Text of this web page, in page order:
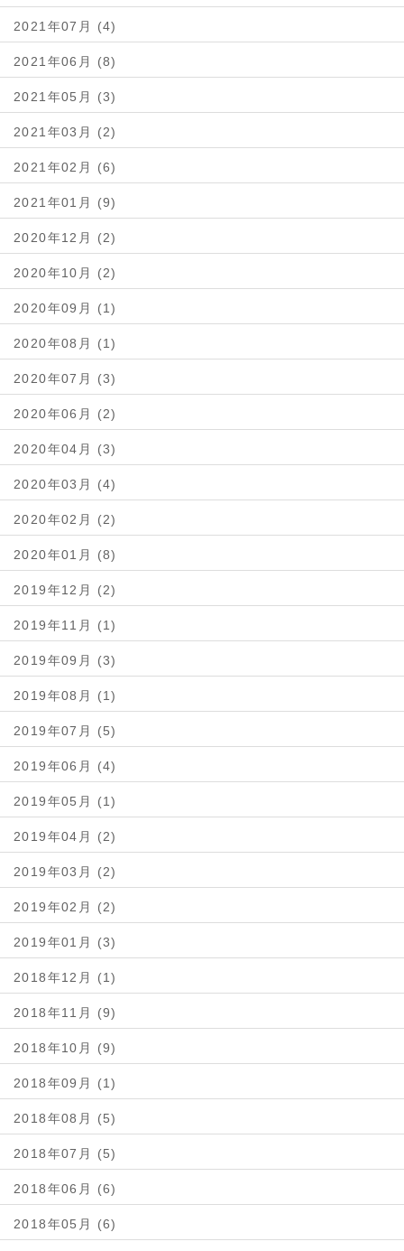
2021年07月 (4)
2021年06月 (8)
2021年05月 (3)
2021年03月 (2)
2021年02月 (6)
2021年01月 (9)
2020年12月 (2)
2020年10月 (2)
2020年09月 (1)
2020年08月 (1)
2020年07月 (3)
2020年06月 (2)
2020年04月 (3)
2020年03月 (4)
2020年02月 (2)
2020年01月 (8)
2019年12月 (2)
2019年11月 (1)
2019年09月 (3)
2019年08月 (1)
2019年07月 (5)
2019年06月 (4)
2019年05月 (1)
2019年04月 (2)
2019年03月 (2)
2019年02月 (2)
2019年01月 (3)
2018年12月 (1)
2018年11月 (9)
2018年10月 (9)
2018年09月 (1)
2018年08月 (5)
2018年07月 (5)
2018年06月 (6)
2018年05月 (6)